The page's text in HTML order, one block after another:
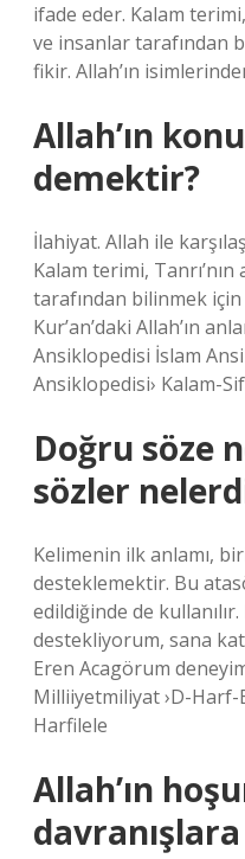
ifade eder. Kalam terimi,
ve insanlar tarafından
fikir. Allah’ın
Allah’ın
demektir?
İlahiyat. Allah ile
Kalam terimi,
tarafından bilinmek için
Kur’an’daki Allah’ın
Ansiklopedisi İslam
Ansiklopedisi› Kalam-
Doğru söze
sözler
Kelimenin ilk anlamı,
desteklemektir. Bu
edildiğinde de kullanılır.
destekliyorum, sana
Eren Acagörum deneyim
Milliiyetmiliyat ›D-
Harfilele
Allah’ın